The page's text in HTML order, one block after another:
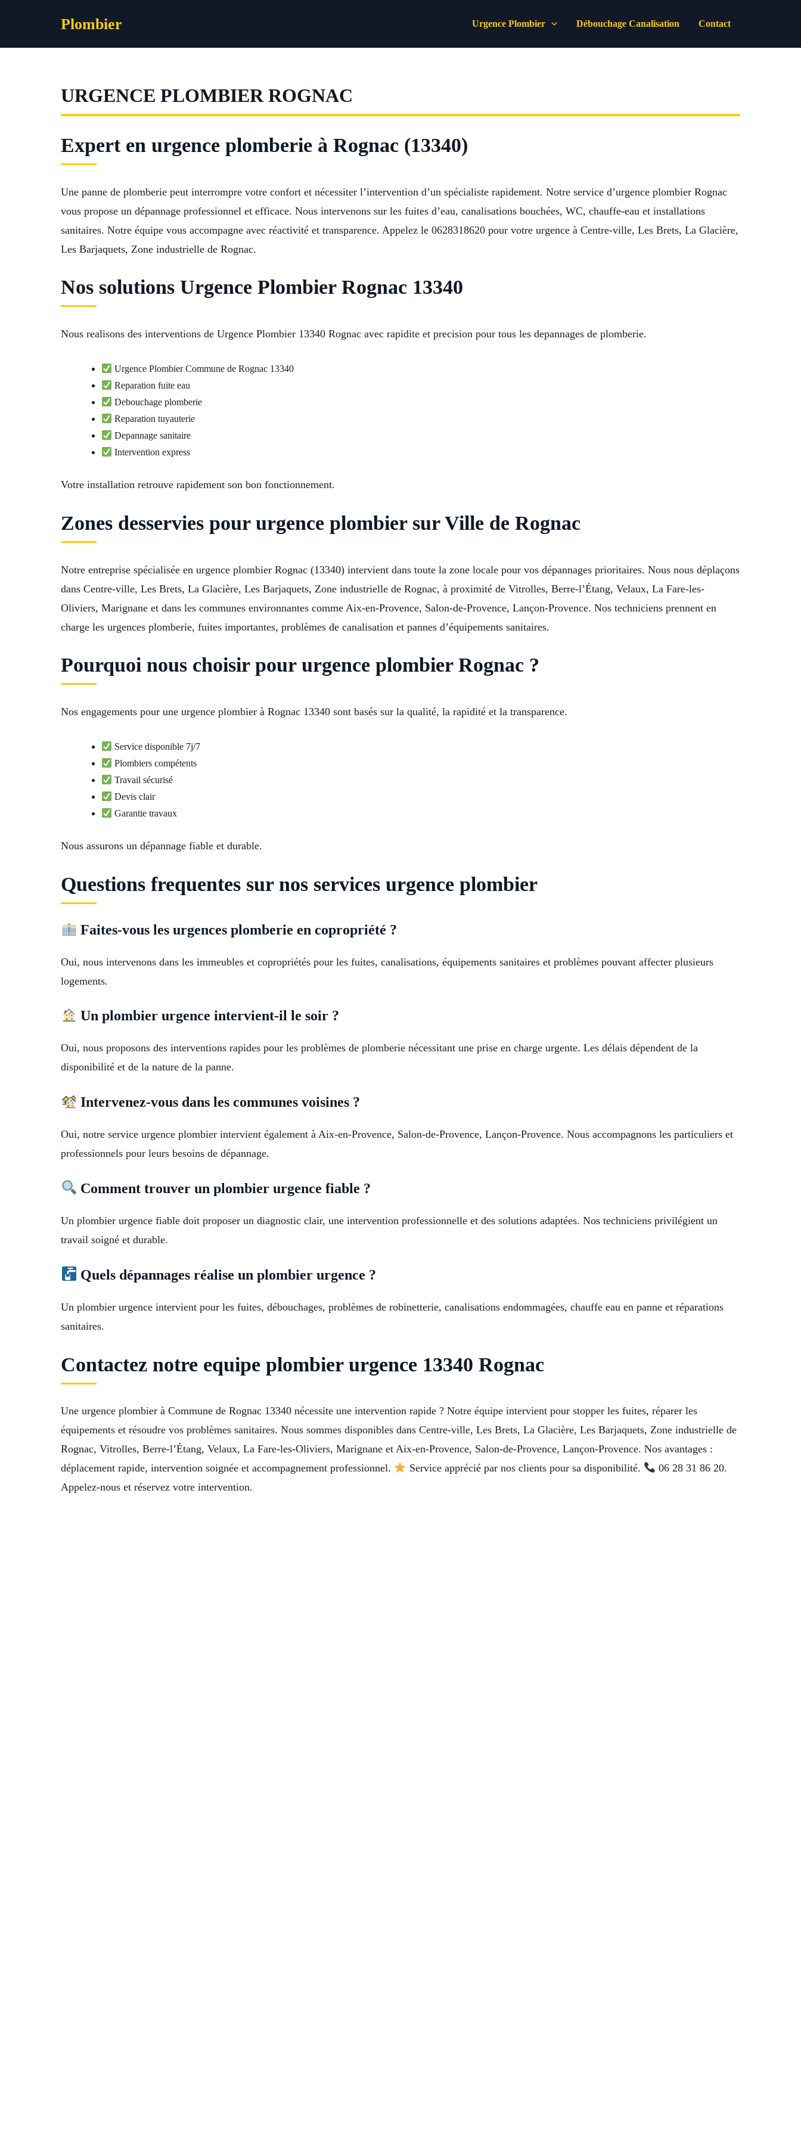
Plombier Urgence Plombier Débouchage Canalisation Contact
URGENCE PLOMBIER ROGNAC
Expert en urgence plomberie à Rognac (13340)
Une panne de plomberie peut interrompre votre confort et nécessiter l’intervention d’un spécialiste rapidement. Notre service d’urgence plombier Rognac
vous propose un dépannage professionnel et efficace. Nous intervenons sur les fuites d’eau, canalisations bouchées, WC, chauffe-eau et installations
sanitaires. Notre équipe vous accompagne avec réactivité et transparence. Appelez le 0628318620 pour votre urgence à Centre-ville, Les Brets, La Glacière,
Les Barjaquets, Zone industrielle de Rognac.
Nos solutions Urgence Plombier Rognac 13340
Nous realisons des interventions de Urgence Plombier 13340 Rognac avec rapidite et precision pour tous les depannages de plomberie.
Urgence Plombier Commune de Rognac 13340
Reparation fuite eau
Debouchage plomberie
Reparation tuyauterie
Depannage sanitaire
Intervention express
Votre installation retrouve rapidement son bon fonctionnement.
Zones desservies pour urgence plombier sur Ville de Rognac
Notre entreprise spécialisée en urgence plombier Rognac (13340) intervient dans toute la zone locale pour vos dépannages prioritaires. Nous nous déplaçons
dans Centre-ville, Les Brets, La Glacière, Les Barjaquets, Zone industrielle de Rognac, à proximité de Vitrolles, Berre-l’Étang, Velaux, La Fare-les-
Oliviers, Marignane et dans les communes environnantes comme Aix-en-Provence, Salon-de-Provence, Lançon-Provence. Nos techniciens prennent en
charge les urgences plomberie, fuites importantes, problèmes de canalisation et pannes d’équipements sanitaires.
Pourquoi nous choisir pour urgence plombier Rognac ?
Nos engagements pour une urgence plombier à Rognac 13340 sont basés sur la qualité, la rapidité et la transparence.
Service disponible 7j/7
Plombiers compétents
Travail sécurisé
Devis clair
Garantie travaux
Nous assurons un dépannage fiable et durable.
Questions frequentes sur nos services urgence plombier
Faites-vous les urgences plomberie en copropriété ?
Oui, nous intervenons dans les immeubles et copropriétés pour les fuites, canalisations, équipements sanitaires et problèmes pouvant affecter plusieurs
logements.
Un plombier urgence intervient-il le soir ?
Oui, nous proposons des interventions rapides pour les problèmes de plomberie nécessitant une prise en charge urgente. Les délais dépendent de la
disponibilité et de la nature de la panne.
Intervenez-vous dans les communes voisines ?
Oui, notre service urgence plombier intervient également à Aix-en-Provence, Salon-de-Provence, Lançon-Provence. Nous accompagnons les particuliers et
professionnels pour leurs besoins de dépannage.
Comment trouver un plombier urgence fiable ?
Un plombier urgence fiable doit proposer un diagnostic clair, une intervention professionnelle et des solutions adaptées. Nos techniciens privilégient un
travail soigné et durable.
Quels dépannages réalise un plombier urgence ?
Un plombier urgence intervient pour les fuites, débouchages, problèmes de robinetterie, canalisations endommagées, chauffe eau en panne et réparations
sanitaires.
Contactez notre equipe plombier urgence 13340 Rognac
Une urgence plombier à Commune de Rognac 13340 nécessite une intervention rapide ? Notre équipe intervient pour stopper les fuites, réparer les
équipements et résoudre vos problèmes sanitaires. Nous sommes disponibles dans Centre-ville, Les Brets, La Glacière, Les Barjaquets, Zone industrielle de
Rognac, Vitrolles, Berre-l’Étang, Velaux, La Fare-les-Oliviers, Marignane et Aix-en-Provence, Salon-de-Provence, Lançon-Provence. Nos avantages :
déplacement rapide, intervention soignée et accompagnement professionnel.
Service apprécié par nos clients pour sa disponibilité.
06 28 31 86 20.
Appelez-nous et réservez votre intervention.